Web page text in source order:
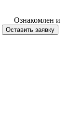
Ознакомлен и
Оставить заявку